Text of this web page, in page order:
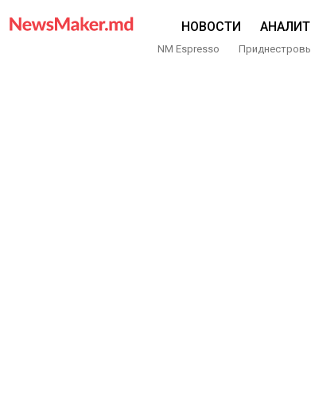
НОВОСТИ
NM Espresso